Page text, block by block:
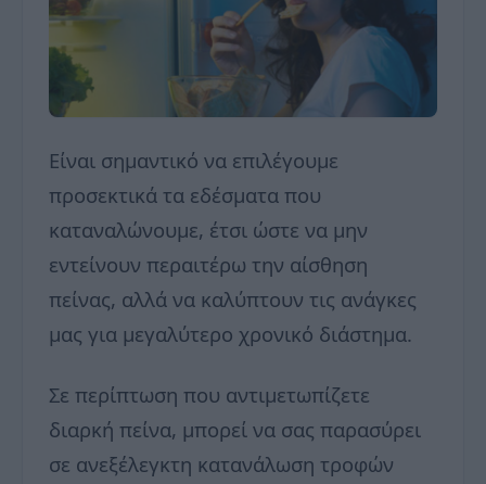
Είναι σημαντικό να επιλέγουμε
προσεκτικά τα εδέσματα που
καταναλώνουμε, έτσι ώστε να μην
εντείνουν περαιτέρω την αίσθηση
πείνας, αλλά να καλύπτουν τις ανάγκες
μας για μεγαλύτερο χρονικό διάστημα.
Σε περίπτωση που αντιμετωπίζετε
διαρκή πείνα, μπορεί να σας παρασύρει
σε ανεξέλεγκτη κατανάλωση τροφών